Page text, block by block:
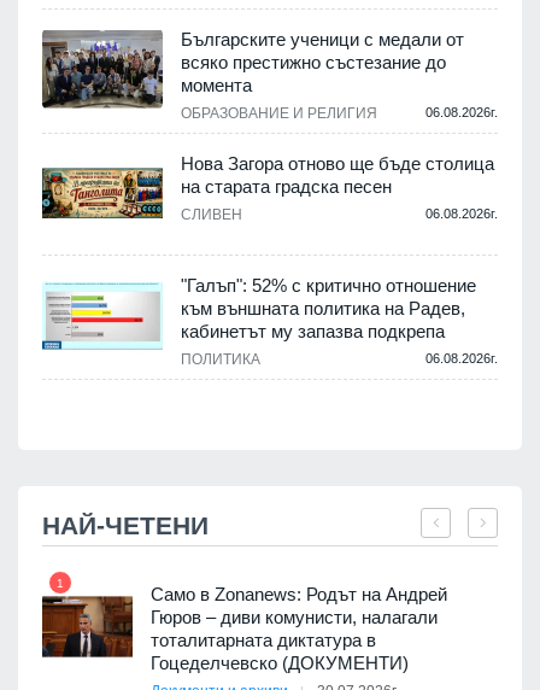
Българските ученици с медали от
всяко престижно състезание до
момента
ОБРАЗОВАНИЕ И РЕЛИГИЯ 06.08.2026г.
Нова Загора отново ще бъде столица
на старата градска песен
СЛИВЕН 06.08.2026г.
"Галъп": 52% с критично отношение
към външната политика на Радев,
кабинетът му запазва подкрепа
ПОЛИТИКА 06.08.2026г.
НАЙ-ЧЕТЕНИ
1
Само в Zonanews: Родът на Андрей
Гюров – диви комунисти, налагали
тоталитарната диктатура в
Гоцеделчевско (ДОКУМЕНТИ)